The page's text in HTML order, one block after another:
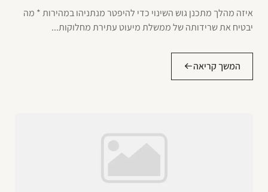
איזה מהלך מתכנן גוש השינוי כדי להיפטר מנתניהו במהירות * מה
יבטיח את שרידותה של ממשלת מיעוט עתירת מחלוקות...
המשך קריאה